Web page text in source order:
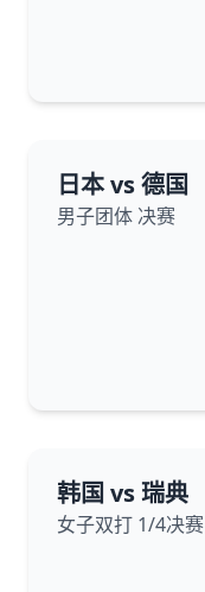
日本 vs 德国
男子团体 决赛
韩国 vs 瑞典
女子双打 1/4决赛